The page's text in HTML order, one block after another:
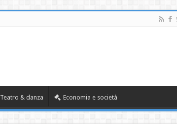
Teatro & danza Economia e società